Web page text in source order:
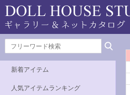
新着アイテム
人気アイテムランキング